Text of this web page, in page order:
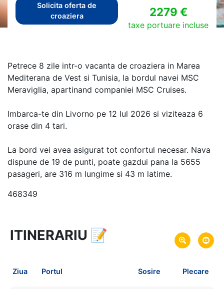
Solicita oferta de
croaziera
2279 €
taxe portuare incluse
Petrece 8 zile intr-o vacanta de croaziera in Marea
Mediterana de Vest si Tunisia, la bordul navei MSC
Meraviglia, apartinand companiei MSC Cruises.
Imbarca-te din Livorno pe 12 Iul 2026 si viziteaza 6
orase din 4 tari.
La bord vei avea asigurat tot confortul necesar. Nava
dispune de 19 de punti, poate gazdui pana la 5655
pasageri, are 316 m lungime si 43 m latime.
468349
8 zile vacanta de croaziera in
Marea Mediterana de Vest si Tunisia -
link oferta
Plecare pe 12 Iul 2026 din Livorno, Italia
ITINERARIU 📝
Ziua Portul Sosire Plecare